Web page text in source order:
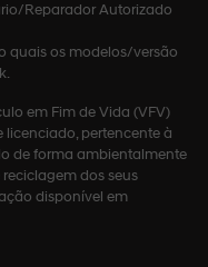
Reparador Autorizado
quais os modelos/versão
em Fim de Vida (VFV)
pertencente à
de forma ambientalmente
dos seus
disponível em